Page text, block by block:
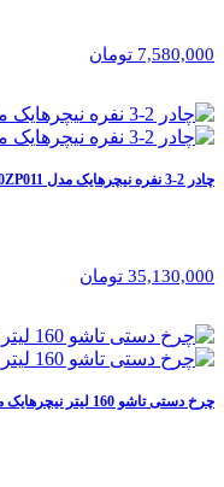
7,580,000 تومان
چادر 2-3 نفره نیچرهایک مدل NH20ZP011
35,130,000 تومان
چرخ دستی تاشو 160 لیتر نیچرهایک مدل CNK2300JJ023